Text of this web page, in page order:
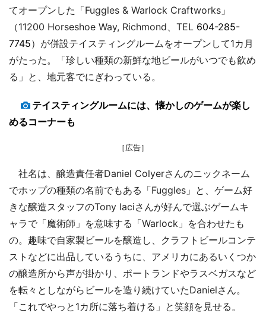
てオープンした「Fuggles & Warlock Craftworks」
（11200 Horseshoe Way, Richmond、TEL 604-285-
7745）が併設テイスティングルームをオープンして1カ月
がたった。「珍しい種類の新鮮な地ビールがいつでも飲め
る」と、地元客でにぎわっている。
テイスティングルームには、懐かしのゲームが楽し
めるコーナーも
［広告］
社名は、醸造責任者Daniel Colyerさんのニックネーム
でホップの種類の名前でもある「Fuggles」と、ゲーム好
きな醸造スタッフのTony Iaciさんが好んで選ぶゲームキ
ャラで「魔術師」を意味する「Warlock」を合わせたも
の。趣味で自家製ビールを醸造し、クラフトビールコンテ
ストなどに出品しているうちに、アメリカにあるいくつか
の醸造所から声が掛かり、ポートランドやラスベガスなど
を転々としながらビールを造り続けていたDanielさん。
「これでやっと1カ所に落ち着ける」と笑顔を見せる。